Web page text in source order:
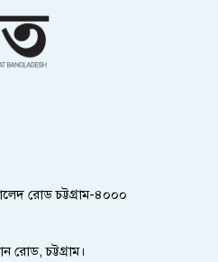
রোড চট্টগ্রাম-৪০০০
রোড, চট্টগ্রাম।